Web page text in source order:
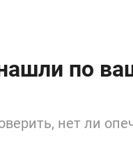
по
нет ли